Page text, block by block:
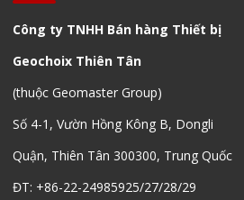
Công ty TNHH Bán hàng Thiết bị
Geochoix Thiên Tân
(thuộc Geomaster Group)
Số 4-1, Vườn Hồng Kông B, Dongli
Quận, Thiên Tân 300300, Trung Quốc
ĐT: +86-22-24985925/27/28/29